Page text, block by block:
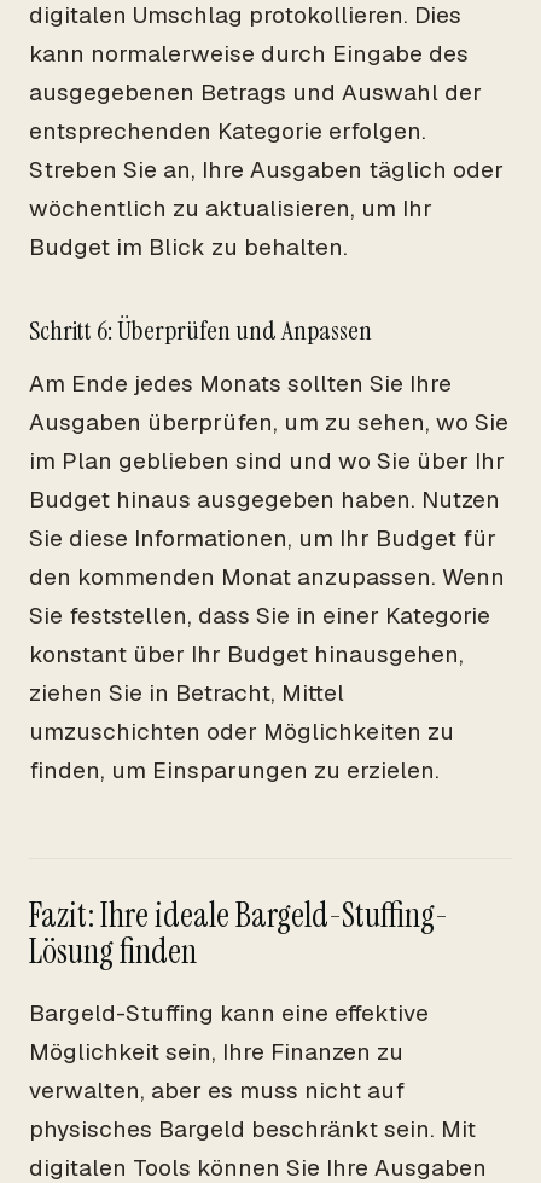
digitalen Umschlag protokollieren. Dies
kann normalerweise durch Eingabe des
ausgegebenen Betrags und Auswahl der
entsprechenden Kategorie erfolgen.
Streben Sie an, Ihre Ausgaben täglich oder
wöchentlich zu aktualisieren, um Ihr
Budget im Blick zu behalten.
Schritt 6: Überprüfen und Anpassen
Am Ende jedes Monats sollten Sie Ihre
Ausgaben überprüfen, um zu sehen, wo Sie
im Plan geblieben sind und wo Sie über Ihr
Budget hinaus ausgegeben haben. Nutzen
Sie diese Informationen, um Ihr Budget für
den kommenden Monat anzupassen. Wenn
Sie feststellen, dass Sie in einer Kategorie
konstant über Ihr Budget hinausgehen,
ziehen Sie in Betracht, Mittel
umzuschichten oder Möglichkeiten zu
finden, um Einsparungen zu erzielen.
Fazit: Ihre ideale Bargeld-Stuffing-
Lösung finden
Bargeld-Stuffing kann eine effektive
Möglichkeit sein, Ihre Finanzen zu
verwalten, aber es muss nicht auf
physisches Bargeld beschränkt sein. Mit
digitalen Tools können Sie Ihre Ausgaben